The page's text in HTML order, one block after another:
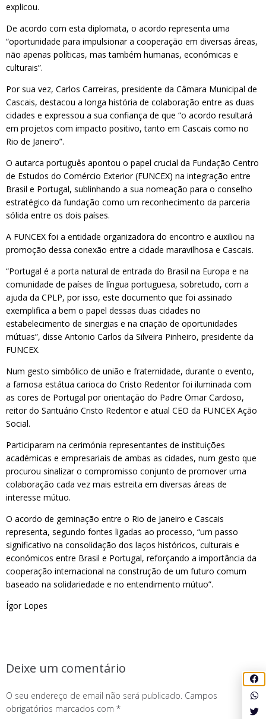
explicou.
De acordo com esta diplomata, o acordo representa uma
“oportunidade para impulsionar a cooperação em diversas áreas,
não apenas políticas, mas também humanas, económicas e
culturais”.
Por sua vez, Carlos Carreiras, presidente da Câmara Municipal de
Cascais, destacou a longa história de colaboração entre as duas
cidades e expressou a sua confiança de que “o acordo resultará
em projetos com impacto positivo, tanto em Cascais como no
Rio de Janeiro”.
O autarca português apontou o papel crucial da Fundação Centro
de Estudos do Comércio Exterior (FUNCEX) na integração entre
Brasil e Portugal, sublinhando a sua nomeação para o conselho
estratégico da fundação como um reconhecimento da parceria
sólida entre os dois países.
A FUNCEX foi a entidade organizadora do encontro e auxiliou na
promoção dessa conexão entre a cidade maravilhosa e Cascais.
“Portugal é a porta natural de entrada do Brasil na Europa e na
comunidade de países de língua portuguesa, sobretudo, com a
ajuda da CPLP, por isso, este documento que foi assinado
exemplifica a bem o papel dessas duas cidades no
estabelecimento de sinergias e na criação de oportunidades
mútuas”, disse Antonio Carlos da Silveira Pinheiro, presidente da
FUNCEX.
Num gesto simbólico de união e fraternidade, durante o evento,
a famosa estátua carioca do Cristo Redentor foi iluminada com
as cores de Portugal por orientação do Padre Omar Cardoso,
reitor do Santuário Cristo Redentor e atual CEO da FUNCEX Ação
Social.
Participaram na cerimónia representantes de instituições
académicas e empresariais de ambas as cidades, num gesto que
procurou sinalizar o compromisso conjunto de promover uma
colaboração cada vez mais estreita em diversas áreas de
interesse mútuo.
O acordo de geminação entre o Rio de Janeiro e Cascais
representa, segundo fontes ligadas ao processo, “um passo
significativo na consolidação dos laços históricos, culturais e
económicos entre Brasil e Portugal, reforçando a importância da
cooperação internacional na construção de um futuro comum
baseado na solidariedade e no entendimento mútuo”.
Ígor Lopes
Deixe um comentário
O seu endereço de email não será publicado. Campos
obrigatórios marcados com *